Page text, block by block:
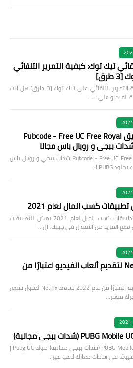
تيك توك: كيفية التمرير التلقائي
التمرير التلقائي تيك توك: كيفية التمرير التلقائي على تيك توك [3 طرق] هل أنت
الفيديو على ت…
تحميل تطبيق Pubcode - Free UC Free Royal
تحميل تطبيق Pubcode - Free UC Free Royal Pass APK شدات ببجي و رويال باس
7 من أفضل تطبيقات كسب المال لعام 2021 يمكن للتطبيقات
تتقدم Netflix لتقديم ألعاب الفيديو اعتبارًا من
تتقدم Netflix لتقديم ألعاب الفيديو اعتبارًا من عام 2022 تستعد Netflix لدخول سوق
مؤخر…
أروع مولد PUBG Mobile UC (شدات ببجي مجانية) مولد Pubg UC |